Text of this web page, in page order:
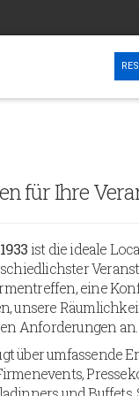
für Ihre
ist die ideale
eine
unsere
Anforderungen an.
über umfassende